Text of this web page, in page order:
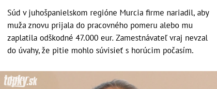
Súd v juhošpanielskom regióne Murcia firme nariadil, aby
muža znovu prijala do pracovného pomeru alebo mu
zaplatila odškodné 47.000 eur. Zamestnávateľ vraj nevzal
do úvahy, že pitie mohlo súvisieť s horúcim počasím.